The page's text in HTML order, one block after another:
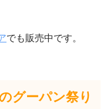
でも販売中です。
グーパン祭り